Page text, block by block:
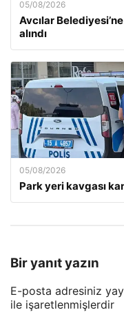
05/08/2026
Avcılar
alındı
05/08/2026
Park yeri kavgası
Bir yanıt yazın
E-posta adresiniz
ile işaretlenmişlerdir